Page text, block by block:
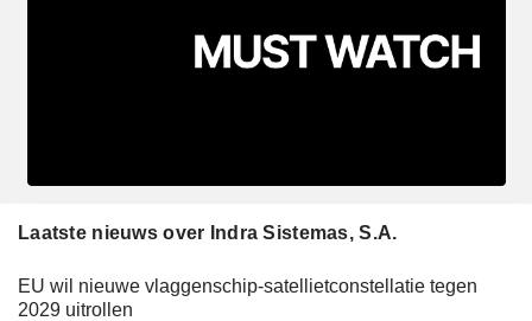
Laatste nieuws over Indra Sistemas, S.A.
EU wil nieuwe vlaggenschip-satellietconstellatie tegen
2029 uitrollen